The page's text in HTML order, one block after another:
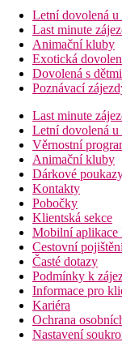
Letní dovolená u
Last minute
Animační kluby
Exotická
Dovolená s
Poznávací
Last minute
Letní dovolená u
Věrnostní
Animační kluby
Dárkové
Kontakty
Pobočky
Klientská sekce
Mobilní aplikace
Cestovní
Časté dotazy
Podmínky k
Informace pro
Kariéra
Ochrana
Nastavení